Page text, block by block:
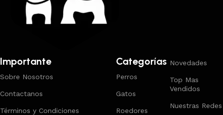
Importante
Sobre Nosotros
Contactanos
Términos y Condiciones
Categorías
Perros
Gatos
Roedores
Novedades
Top Mas
Vendidos
Nuestras Redes